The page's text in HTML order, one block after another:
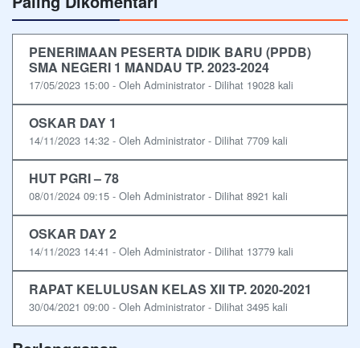
PENERIMAAN PESERTA DIDIK BARU (PPDB)
SMA NEGERI 1 MANDAU TP. 2023-2024
17/05/2023 15:00 - Oleh Administrator - Dilihat 19028 kali
OSKAR DAY 1
14/11/2023 14:32 - Oleh Administrator - Dilihat 7709 kali
HUT PGRI – 78
08/01/2024 09:15 - Oleh Administrator - Dilihat 8921 kali
OSKAR DAY 2
14/11/2023 14:41 - Oleh Administrator - Dilihat 13779 kali
RAPAT KELULUSAN KELAS XII TP. 2020-2021
30/04/2021 09:00 - Oleh Administrator - Dilihat 3495 kali